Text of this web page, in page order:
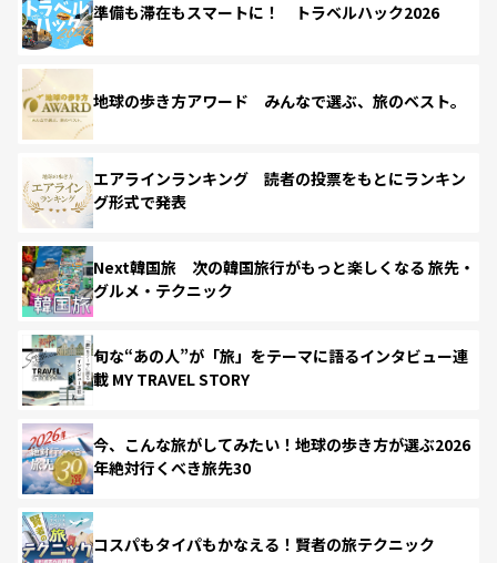
準備も滞在もスマートに！ トラベルハック2026
地球の歩き方アワード みんなで選ぶ、旅のベスト。
エアラインランキング 読者の投票をもとにランキン
グ形式で発表
Next韓国旅 次の韓国旅行がもっと楽しくなる 旅先・
グルメ・テクニック
旬な“あの人”が「旅」をテーマに語るインタビュー連
載 MY TRAVEL STORY
今、こんな旅がしてみたい！地球の歩き方が選ぶ2026
年絶対行くべき旅先30
コスパもタイパもかなえる！賢者の旅テクニック